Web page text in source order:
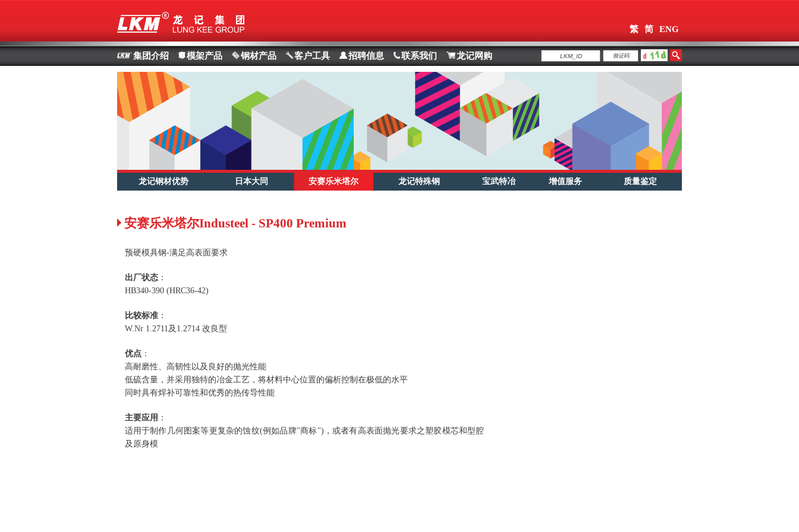
繁 简 ENG
集团介绍 模架产品 钢材产品 客户工具 招聘信息 联系我们 龙记网购
龙记钢材优势 日本大同 安赛乐米塔尔 龙记特殊钢 宝武特冶 增值服务 质量鉴定
安赛乐米塔尔Industeel - SP400 Premium
预硬模具钢-满足高表面要求
出厂状态：
HB340-390 (HRC36-42)
比较标准：
W.Nr 1.2711及1.2714 改良型
优点：
高耐磨性、高韧性以及良好的抛光性能
低硫含量，并采用独特的冶金工艺，将材料中心位置的偏析控制在极低的水平
同时具有焊补可靠性和优秀的热传导性能
主要应用 ：
适用于制作几何图案等更复杂的蚀纹(例如品牌"商标")，或者有高表面抛光要求之塑胶模芯和型腔
及原身模